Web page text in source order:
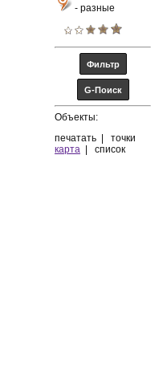
- разные
Объекты:
печатать
точки
карта
список